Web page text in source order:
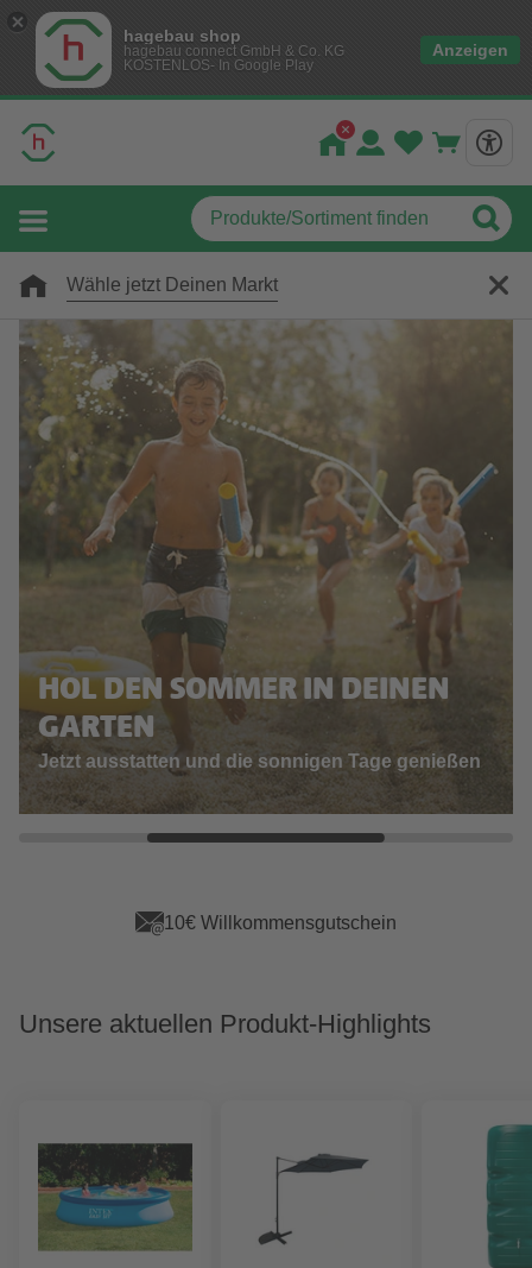
hagebau shop
hagebau connect GmbH & Co. KG
KOSTENLOS- In Google Play
Anzeigen
Wähle jetzt Deinen Markt
HOL DEN SOMMER IN DEINEN
GARTEN
Jetzt ausstatten und die sonnigen Tage genießen
App Vorteile sichern
Unsere aktuellen Produkt-Highlights